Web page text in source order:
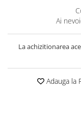
Ai
La achizitionarea
Adauga la